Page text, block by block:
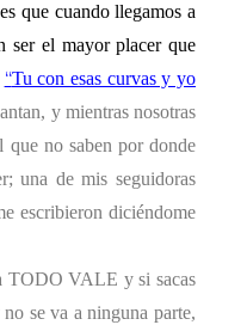
que cuando llegamos a
ser el mayor placer que
“Tu con esas curvas y yo
y mientras nosotras
que no saben por donde
una de mis seguidoras
escribieron diciéndome
TODO VALE y si sacas
se va a ninguna parte,